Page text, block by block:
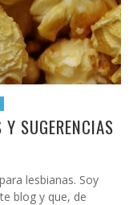
SUGERENCIAS
lesbianas. Soy
blog y que, de